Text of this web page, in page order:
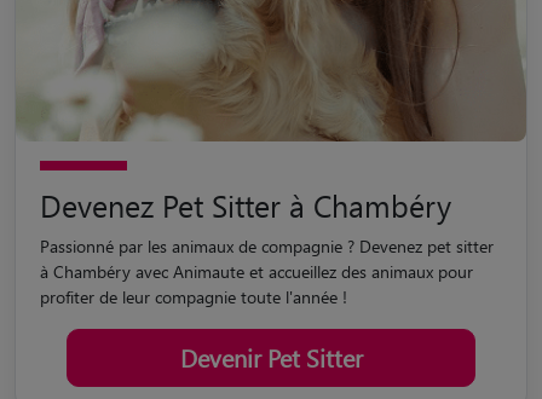
Devenez Pet Sitter à Chambéry
Passionné par les animaux de compagnie ? Devenez pet sitter
à Chambéry avec Animaute et accueillez des animaux pour
profiter de leur compagnie toute l'année !
Devenir Pet Sitter